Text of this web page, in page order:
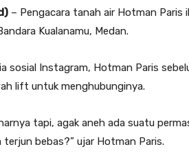
– Pengacara tanah air Hotman Paris
Kualanamu, Medan.
sosial Instagram, Hotman Paris
lift untuk menghubunginya.
tapi, agak aneh ada suatu
bebas?” ujar Hotman Paris.